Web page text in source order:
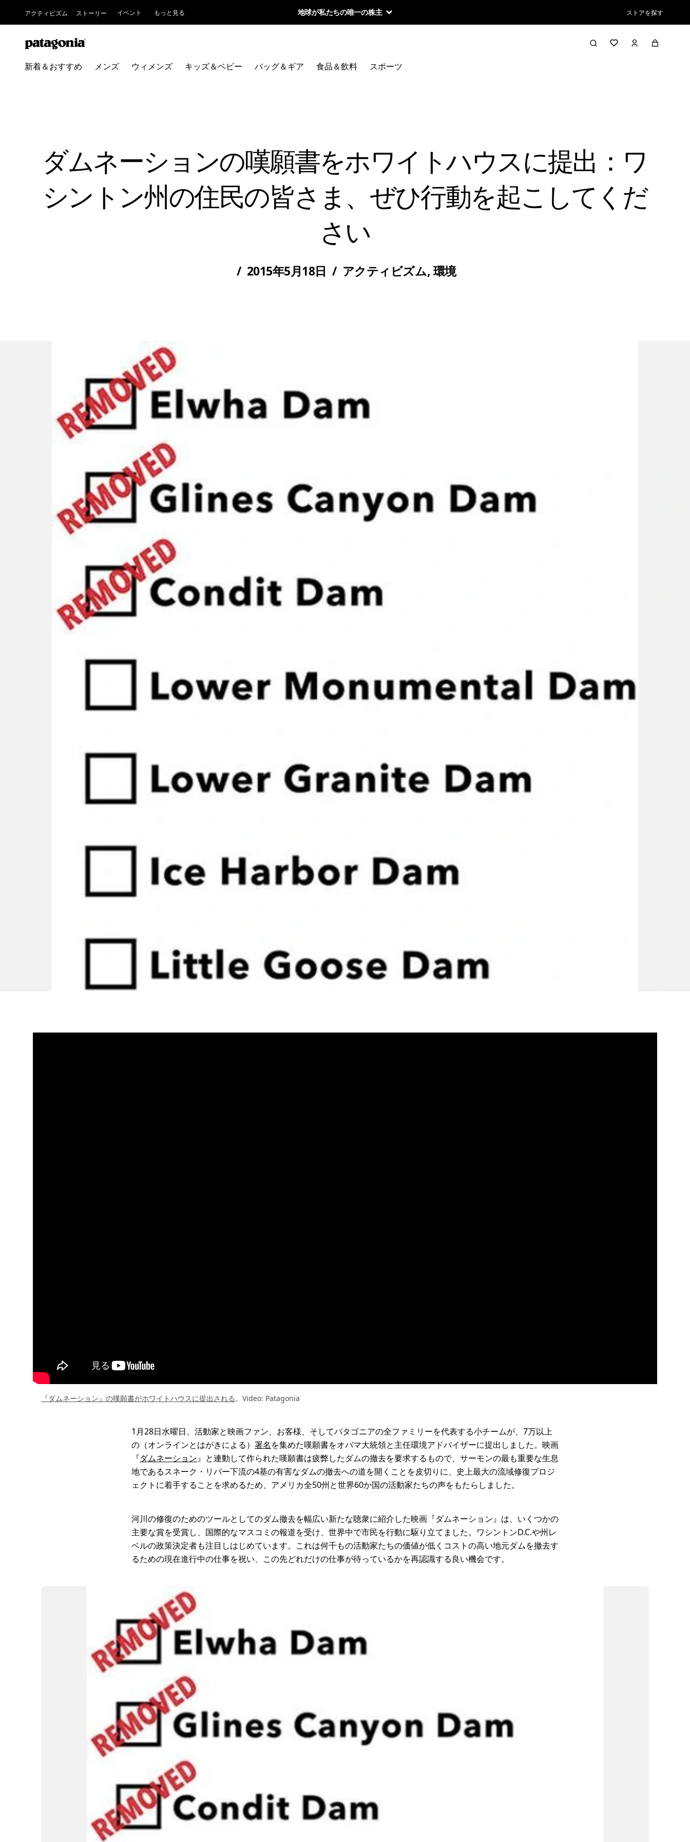
アクティビズム ストーリー イベント もっと見る 地球が私たちの唯一の株主 ストアを探す
新着＆おすすめ メンズ ウィメンズ キッズ＆ベビー バッグ＆ギア 食品＆飲料 スポーツ
ダムネーションの嘆願書をホワイトハウスに提出：ワ
シントン州の住民の皆さま、ぜひ行動を起こしてくだ
さい
/ 2015年5月18日 / アクティビズム,環境
『ダムネーション』の嘆願書がホワイトハウスに提出される。Video: Patagonia
1月28日水曜日、活動家と映画ファン、お客様、そしてパタゴニアの全ファミリーを代表する小チームが、7万以上
の（オンラインとはがきによる） 署名を集めた嘆願書をオバマ大統領と主任環境アドバイザーに提出しました。映画
『ダムネーション』と連動して作られた嘆願書は疲弊したダムの撤去を要求するもので、サーモンの最も重要な生息
地であるスネーク・リバー下流の4基の有害なダムの撤去への道を開くことを皮切りに、史上最大の流域修復プロジ
ェクトに着手することを求めるため、アメリカ全50州と世界60か国の活動家たちの声をもたらしました。
河川の修復のためのツールとしてのダム撤去を幅広い新たな聴衆に紹介した映画『ダムネーション』は、いくつかの
主要な賞を受賞し、国際的なマスコミの報道を受け、世界中で市民を行動に駆り立てました。ワシントンD.C.や州レ
ベルの政策決定者も注目しはじめています。これは何千もの活動家たちの価値が低くコストの高い地元ダムを撤去す
るための現在進行中の仕事を祝い、この先どれだけの仕事が待っているかを再認識する良い機会です。